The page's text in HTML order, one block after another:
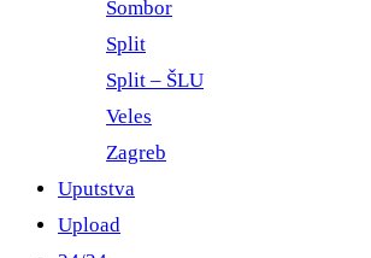
Sombor
Split
Split – ŠLU
Veles
Zagreb
Uputstva
Upload